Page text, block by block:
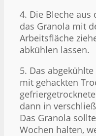
4. Die Bleche
das Granola mit
Arbeitsfläche
abkühlen lassen.
5. Das
mit gehackten
dann in
Das Granola
Wochen halten,